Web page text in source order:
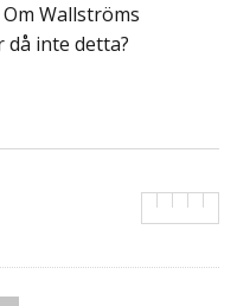
Wallströms
inte detta?